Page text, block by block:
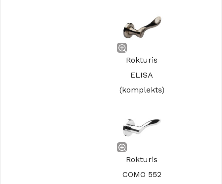
Rokturis
ELISA
(komplekts)
Rokturis
COMO 552